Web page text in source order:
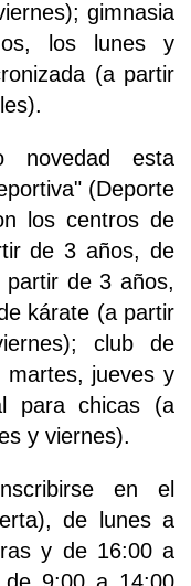
gimnasia
los lunes y
(a partir
novedad esta
(Deporte
los centros de
de 3 años, de
partir de 3 años,
kárate (a partir
club de
jueves y
para chicas (a
y viernes).
en el
de lunes a
y de 16:00 a